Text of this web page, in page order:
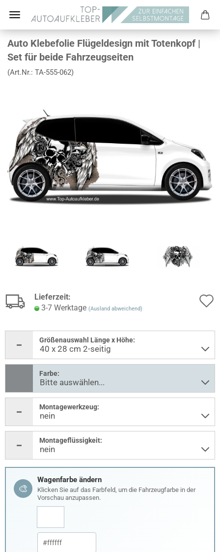
Auto Klebefolie Flügeldesign mit Totenkopf |
Set für beide Fahrzeugseiten
(Art.Nr.: TA-555-062)
Lieferzeit:
3-7 Werktage (Ausland abweichend)
Größenauswahl Länge x Höhe:
Farbe:
Montagewerkzeug:
Montageflüssigkeit:
🎨
Wagenfarbe ändern
Klicken Sie auf das Farbfeld, um die Fahrzeugfarbe in der
Vorschau anzupassen.